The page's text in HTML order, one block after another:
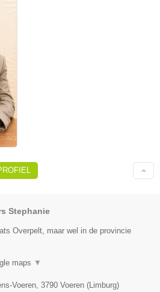
Stephanie
Overpelt, maar wel in de provincie
maps ▼
Voeren 3790 Voeren ( Limburg)